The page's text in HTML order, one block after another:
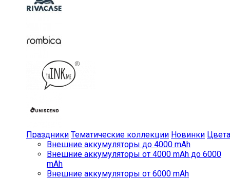
Праздники Тематические коллекции Новинки Цвета
Внешние аккумуляторы до 4000 mAh
Внешние аккумуляторы от 4000 mAh до 6000
mAh
Внешние аккумуляторы от 6000 mAh